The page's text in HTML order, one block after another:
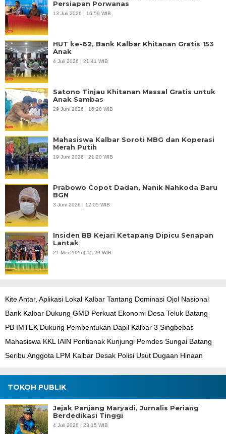
Persiapan Porwanas
13 Juli 2026 | 16:59 WIB
HUT ke-62, Bank Kalbar Khitanan Gratis 153
Anak
4 Juli 2026 | 21:41 WIB
Satono Tinjau Khitanan Massal Gratis untuk
Anak Sambas
29 Juni 2026 | 16:20 WIB
Mahasiswa Kalbar Soroti MBG dan Koperasi
Merah Putih
19 Juni 2026 | 21:20 WIB
Prabowo Copot Dadan, Nanik Nahkoda Baru
BGN
3 Juni 2026 | 12:05 WIB
Insiden BB Kejari Ketapang Dipicu Senapan
Lantak
21 Mei 2026 | 15:29 WIB
Kite Antar, Aplikasi Lokal Kalbar Tantang Dominasi Ojol Nasional
Bank Kalbar Dukung GMD Perkuat Ekonomi Desa Teluk Batang
PB IMTEK Dukung Pembentukan Dapil Kalbar 3 Singbebas
Mahasiswa KKL IAIN Pontianak Kunjungi Pemdes Sungai Batang
Seribu Anggota LPM Kalbar Desak Polisi Usut Dugaan Hinaan
TOKOH PUBLIK
Jejak Panjang Maryadi, Jurnalis Periang
Berdedikasi Tinggi
4 Juli 2026 | 23:15 WIB